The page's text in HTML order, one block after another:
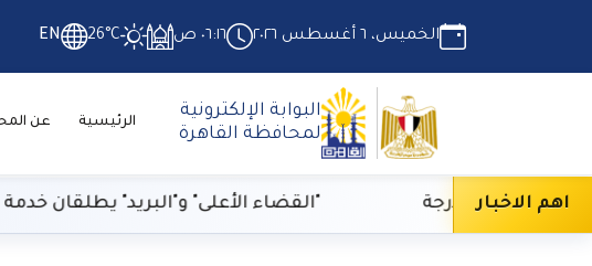
الخميس، ٦ أغسطس ٢٠٢٦ ٠٦:١٦ ص 26°C
EN
البوابة الإلكترونية
لمحافظة القاهرة
الرئيسية عن
اهم الاخبار "القضاء الأعلى" و"البريد" يطلقان خدمة